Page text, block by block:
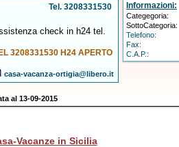
Tel. 3208331530
check in h24 tel.
3208331530 H24 APERTO
casa-vacanza-ortigia@libero.it
Informazioni:
Categegoria:
SottoCategoria:
Telefono:
Fax:
C.A.P.:
al 13-09-2015
Vacanze in Sicilia